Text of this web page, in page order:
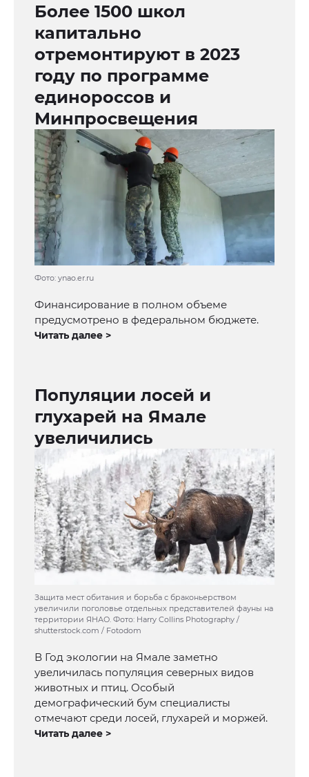
Более 1500 школ
капитально
отремонтируют в 2023
году по программе
единороссов и
Минпросвещения
Фото: ynao.er.ru
Финансирование в полном объеме
предусмотрено в федеральном бюджете.
Читать далее >
Популяции лосей и
глухарей на Ямале
увеличились
Защита мест обитания и борьба с браконьерством
увеличили поголовье отдельных представителей фауны на
территории ЯНАО. Фото: Harry Collins Photography /
shutterstock.com / Fotodom
В Год экологии на Ямале заметно
увеличилась популяция северных видов
животных и птиц. Особый
демографический бум специалисты
отмечают среди лосей, глухарей и моржей.
Читать далее >